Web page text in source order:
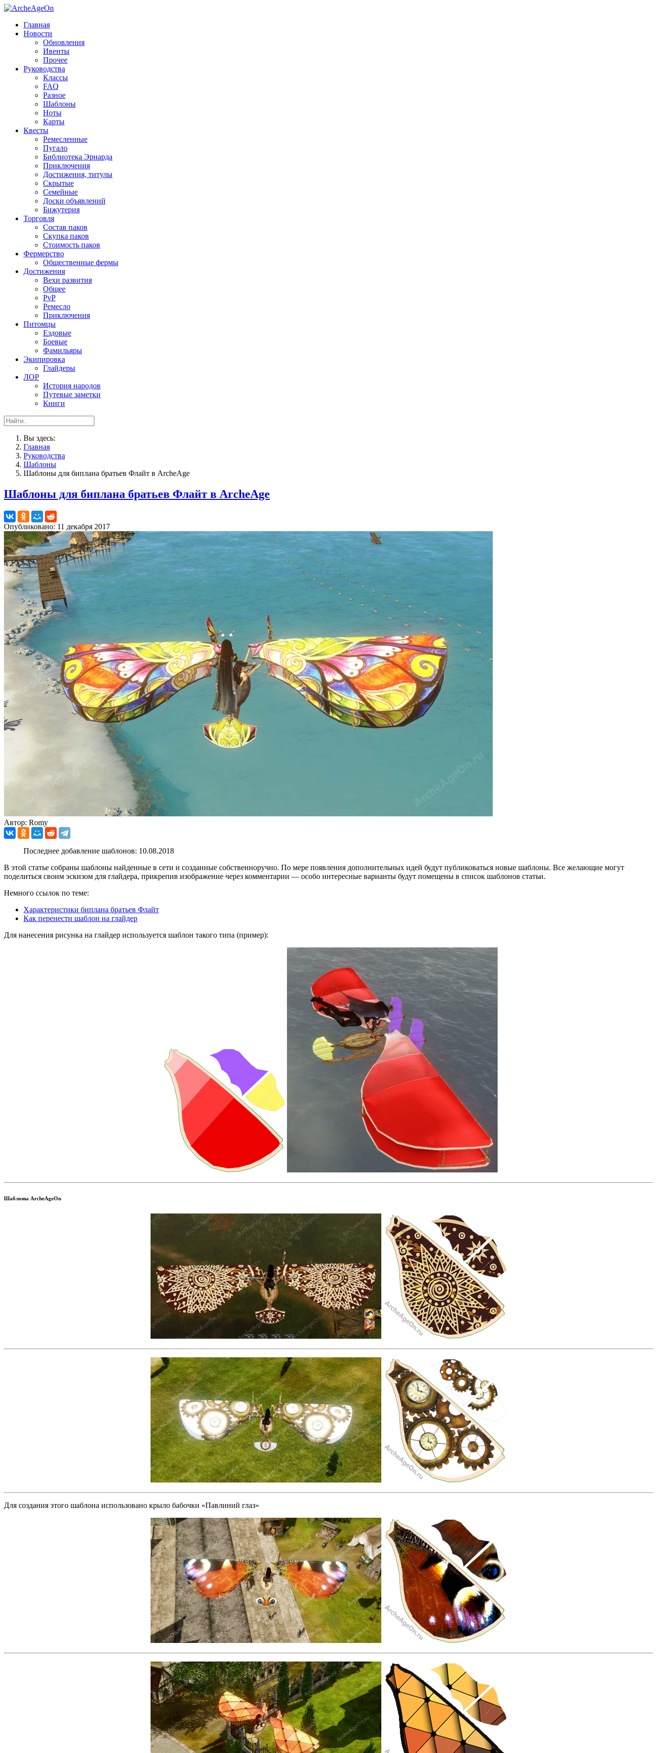
Главная
Новости
Обновления
Ивенты
Прочее
Руководства
Классы
FAQ
Разное
Шаблоны
Ноты
Карты
Квесты
Ремесленные
Пугало
Библиотека Эрнарда
Приключения
Достижения, титулы
Скрытые
Семейные
Доски объявлений
Бижутерия
Торговля
Состав паков
Скупка паков
Стоимость паков
Фермерство
Общественные фермы
Достижения
Вехи развития
Общее
PvP
Ремесло
Приключения
Питомцы
Ездовые
Боевые
Фамильяры
Экипировка
Глайдеры
ЛОР
История народов
Путевые заметки
Книги
Вы здесь:
Главная
Руководства
Шаблоны
Шаблоны для биплана братьев Флайт в ArcheAge
Шаблоны для биплана братьев Флайт в ArcheAge
Опубликовано: 11 декабря 2017
Автор: Romy
Последнее добавление шаблонов: 10.08.2018
В этой статье собраны шаблоны найденные в сети и созданные собственноручно. По мере появления дополнительных идей будут публиковаться новые шаблоны. Все желающие могут
поделиться своим эскизом для глайдера, прикрепив изображение через комментарии — особо интересные варианты будут помещены в список шаблонов статьи.
Немного ссылок по теме:
Характеристики биплана братьев Флайт
Как перенести шаблон на глайдер
Для нанесения рисунка на глайдер используется шаблон такого типа (пример):
Шаблоны ArcheAgeOn
Для создания этого шаблона использовано крыло бабочки «Павлиний глаз»